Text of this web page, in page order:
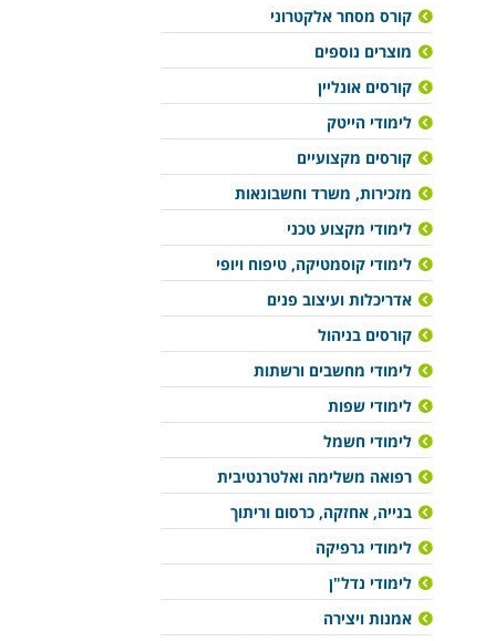
קורס מסחר אלקטרוני
מוצרים נוספים
קורסים אונליין
לימודי הייטק
קורסים מקצועיים
מזכירות, משרד וחשבונאות
לימודי מקצוע טכני
לימודי קוסמטיקה, טיפוח ויופי
אדריכלות ועיצוב פנים
קורסים בניהול
לימודי מחשבים ורשתות
לימודי שפות
לימודי חשמל
רפואה משלימה ואלטרנטיבית
בנייה, אחזקה, כרסום וריתוך
לימודי גרפיקה
לימודי נדל"ן
אמנות ויצירה